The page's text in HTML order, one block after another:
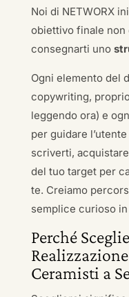
Noi di NETWORX
obiettivo finale non
consegnarti uno
Ogni elemento del
copywriting,
leggendo ora) e
per guidare
scriverti,
del tuo target per
te. Creiamo
semplice curioso
Perché
Ceramisti a